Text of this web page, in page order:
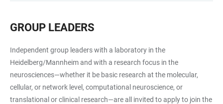
GROUP LEADERS
Independent group leaders with a laboratory in the
Heidelberg/Mannheim and with a research focus in the
neurosciences—whether it be basic research at the molecular,
cellular, or network level, computational neuroscience, or
translational or clinical research—are all invited to apply to join the